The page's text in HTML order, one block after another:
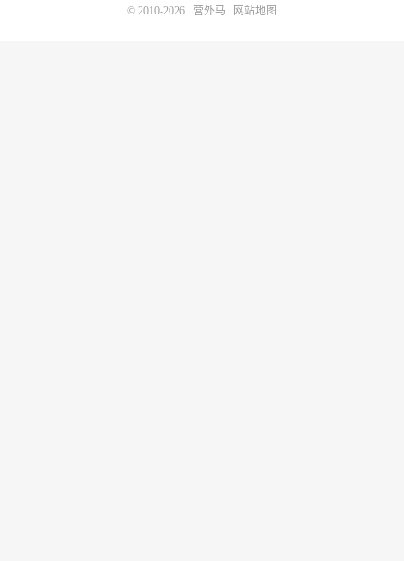
© 2010-2026 营外马 网站地图